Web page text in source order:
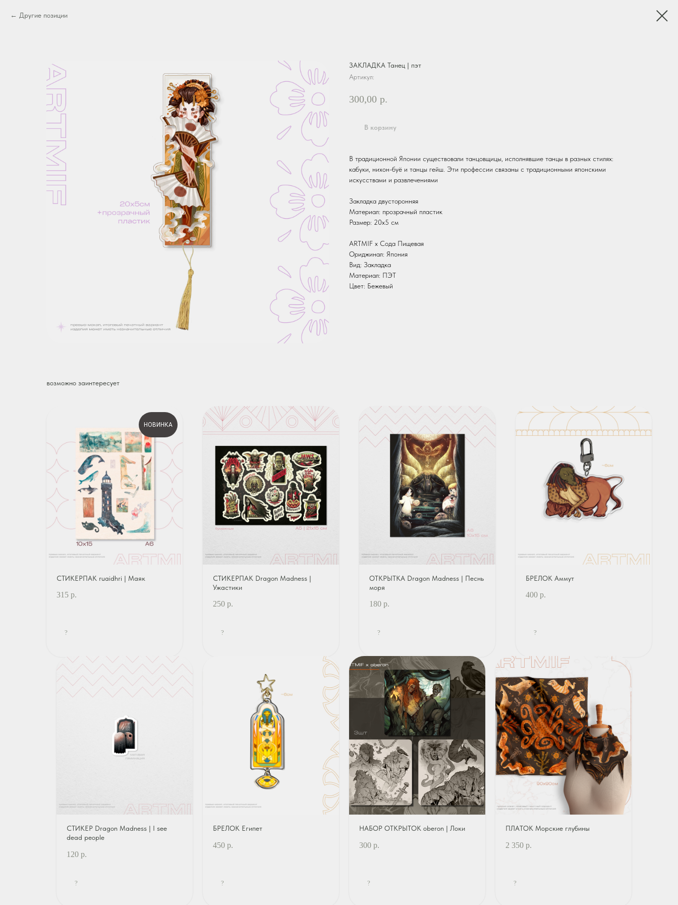
Другие позиции
ЗАКЛАДКА Танец | пэт
Артикул:
300,00 р.
В корзину
В традиционной Японии существовали танцовщицы, исполнявшие танцы в разных стилях:
кабуки, нихон-буё и танцы гейш. Эти профессии связаны с традиционными японскими
искусствами и развлечениями
Закладка двусторонняя
Материал: прозрачный пластик
Размер: 20х5 см
ARTMIF х Сода Пищевая
Ориджинал: Япония
Вид: Закладка
Материал: ПЭТ
Цвет: Бежевый
возможно заинтересует
НОВИНКА
СТИКЕРПАК ruaidhri | Маяк
315 р.
?
СТИКЕРПАК Dragon Madness |
Ужастики
250 р.
?
ОТКРЫТКА Dragon Madness | Песнь
моря
180 р.
?
БРЕЛОК Аммут
400 р.
?
СТИКЕР Dragon Madness | I see
dead people
120 р.
?
БРЕЛОК Египет
450 р.
?
НАБОР ОТКРЫТОК oberon | Локи
300 р.
?
ПЛАТОК Морские глубины
2 350 р.
?